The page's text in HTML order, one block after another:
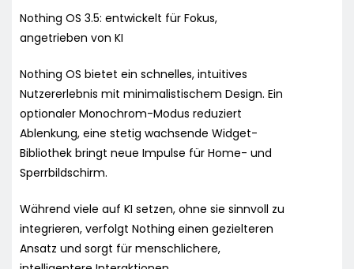
Nothing OS 3.5: entwickelt für Fokus,
angetrieben von KI
Nothing OS bietet ein schnelles, intuitives
Nutzererlebnis mit minimalistischem Design. Ein
optionaler Monochrom-Modus reduziert
Ablenkung, eine stetig wachsende Widget-
Bibliothek bringt neue Impulse für Home- und
Sperrbildschirm.
Während viele auf KI setzen, ohne sie sinnvoll zu
integrieren, verfolgt Nothing einen gezielteren
Ansatz und sorgt für menschlichere,